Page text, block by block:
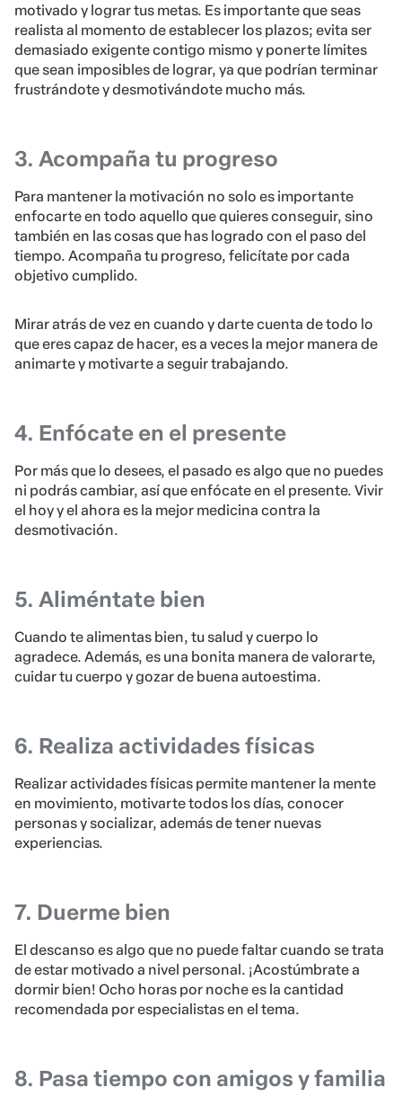
motivado y lograr tus metas. Es importante que seas
realista al momento de establecer los plazos; evita ser
demasiado exigente contigo mismo y ponerte límites
que sean imposibles de lograr, ya que podrían terminar
frustrándote y desmotivándote mucho más.
3. Acompaña tu progreso
Para mantener la motivación no solo es importante
enfocarte en todo aquello que quieres conseguir, sino
también en las cosas que has logrado con el paso del
tiempo. Acompaña tu progreso, felicítate por cada
objetivo cumplido.
Mirar atrás de vez en cuando y darte cuenta de todo lo
que eres capaz de hacer, es a veces la mejor manera de
animarte y motivarte a seguir trabajando.
4. Enfócate en el presente
Por más que lo desees, el pasado es algo que no puedes
ni podrás cambiar, así que enfócate en el presente. Vivir
el hoy y el ahora es la mejor medicina contra la
desmotivación.
5. Aliméntate bien
Cuando te alimentas bien, tu salud y cuerpo lo
agradece. Además, es una bonita manera de valorarte,
cuidar tu cuerpo y gozar de buena autoestima.
6. Realiza actividades físicas
Realizar actividades físicas permite mantener la mente
en movimiento, motivarte todos los días, conocer
personas y socializar, además de tener nuevas
experiencias.
7. Duerme bien
El descanso es algo que no puede faltar cuando se trata
de estar motivado a nivel personal. ¡Acostúmbrate a
dormir bien! Ocho horas por noche es la cantidad
recomendada por especialistas en el tema.
8. Pasa tiempo con amigos y familia